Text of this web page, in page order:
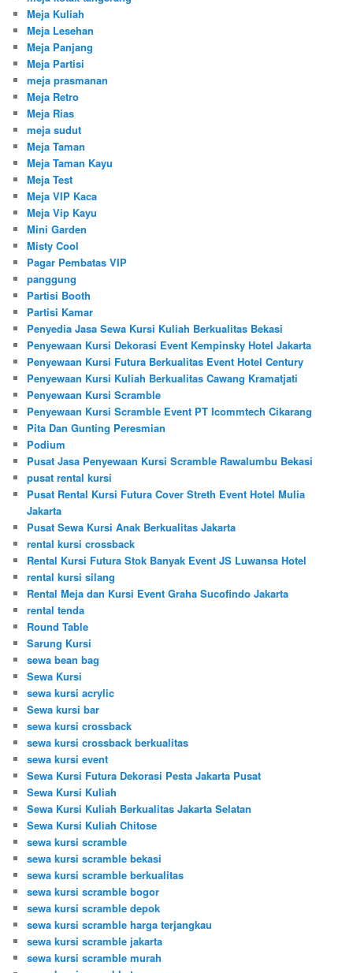
Meja Kuliah
Meja Lesehan
Meja Panjang
Meja Partisi
meja prasmanan
Meja Retro
Meja Rias
meja sudut
Meja Taman
Meja Taman Kayu
Meja Test
Meja VIP Kaca
Meja Vip Kayu
Mini Garden
Misty Cool
Pagar Pembatas VIP
panggung
Partisi Booth
Partisi Kamar
Penyedia Jasa Sewa Kursi Kuliah Berkualitas Bekasi
Penyewaan Kursi Dekorasi Event Kempinsky Hotel Jakarta
Penyewaan Kursi Futura Berkualitas Event Hotel Century
Penyewaan Kursi Kuliah Berkualitas Cawang Kramatjati
Penyewaan Kursi Scramble
Penyewaan Kursi Scramble Event PT Icommtech Cikarang
Pita Dan Gunting Peresmian
Podium
Pusat Jasa Penyewaan Kursi Scramble Rawalumbu Bekasi
pusat rental kursi
Pusat Rental Kursi Futura Cover Streth Event Hotel Mulia
Jakarta
Pusat Sewa Kursi Anak Berkualitas Jakarta
rental kursi crossback
Rental Kursi Futura Stok Banyak Event JS Luwansa Hotel
rental kursi silang
Rental Meja dan Kursi Event Graha Sucofindo Jakarta
rental tenda
Round Table
Sarung Kursi
sewa bean bag
Sewa Kursi
sewa kursi acrylic
Sewa kursi bar
sewa kursi crossback
sewa kursi crossback berkualitas
sewa kursi event
Sewa Kursi Futura Dekorasi Pesta Jakarta Pusat
Sewa Kursi Kuliah
Sewa Kursi Kuliah Berkualitas Jakarta Selatan
Sewa Kursi Kuliah Chitose
sewa kursi scramble
sewa kursi scramble bekasi
sewa kursi scramble berkualitas
sewa kursi scramble bogor
sewa kursi scramble depok
sewa kursi scramble harga terjangkau
sewa kursi scramble jakarta
sewa kursi scramble murah